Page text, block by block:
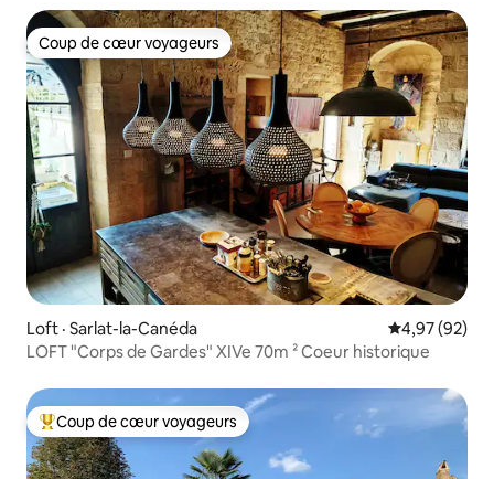
Coup de cœur voyageurs
Coup de cœur voyageurs
Loft · Sarlat-la-Canéda Note
4,97 (92)
LOFT "Corps de Gardes" XIVe 70m ² Coeur historique
Coup de cœur voyageurs parmi les plus aimés
Coup de cœur voyageurs